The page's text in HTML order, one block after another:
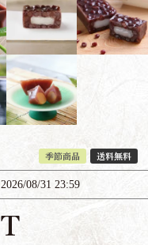
季節商品 送料無料
2026/08/31 23:59